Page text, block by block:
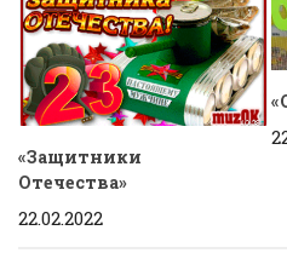
«Защитники
Отечества»
22.02.2022